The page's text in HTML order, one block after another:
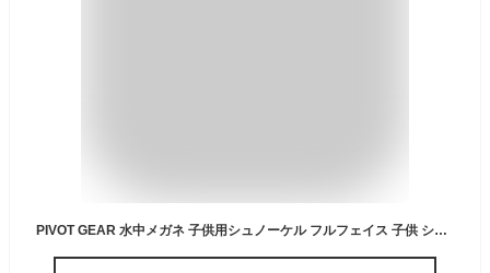
PIVOT GEAR 水中メガネ 子供用シュノーケル フルフェイス 子供 シュノーケル マスク 子供 キッズグリーン XS